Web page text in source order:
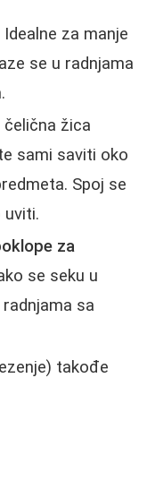
Idealne za manje
se u radnjama
čelična žica
sami saviti oko
Spoj se
za
se seku u
sa
takođe